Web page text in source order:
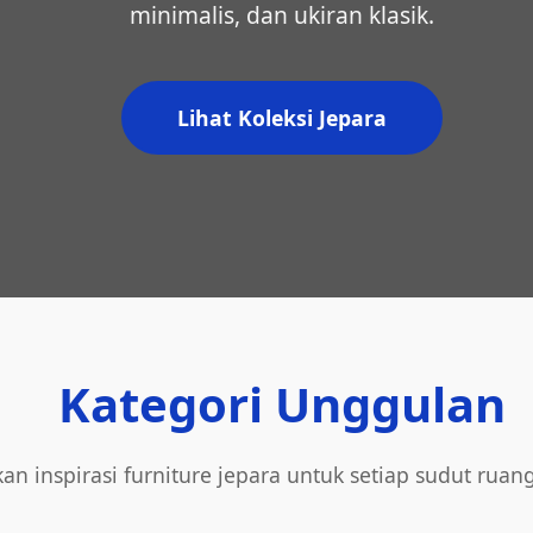
minimalis, dan ukiran klasik.
Lihat Koleksi Jepara
Kategori Unggulan
inspirasi furniture jepara untuk setiap sudut